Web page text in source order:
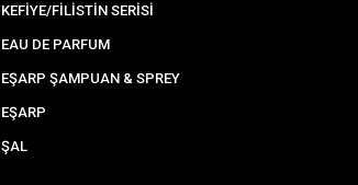
KEFİYE/FİLİSTİN SERİSİ
EAU DE PARFUM
EŞARP ŞAMPUAN & SPREY
EŞARP
ŞAL